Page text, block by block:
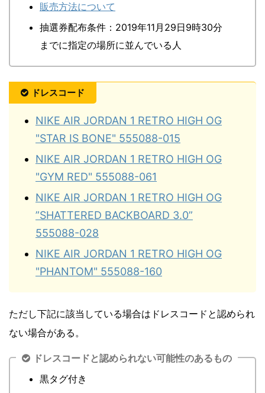
販売方法について
抽選券配布条件：2019年11月29日9時30分
までに指定の場所に並んでいる人
ドレスコード
NIKE AIR JORDAN 1 RETRO HIGH OG
"STAR IS BONE" 555088-015
NIKE AIR JORDAN 1 RETRO HIGH OG
"GYM RED" 555088-061
NIKE AIR JORDAN 1 RETRO HIGH OG
”SHATTERED BACKBOARD 3.0”
555088-028
NIKE AIR JORDAN 1 RETRO HIGH OG
"PHANTOM" 555088-160
ただし下記に該当している場合はドレスコードと認められ
ない場合がある。
ドレスコードと認められない可能性のあるもの
黒タグ付き